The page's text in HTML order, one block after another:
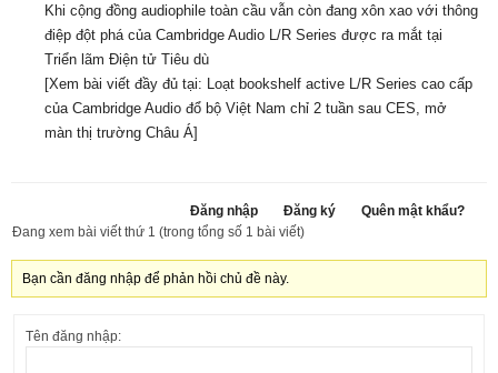
Khi cộng đồng audiophile toàn cầu vẫn còn đang xôn xao với thông
điệp đột phá của Cambridge Audio L/R Series được ra mắt tại
Triển lãm Điện tử Tiêu dù
[Xem bài viết đầy đủ tại: Loạt bookshelf active L/R Series cao cấp
của Cambridge Audio đổ bộ Việt Nam chỉ 2 tuần sau CES, mở
màn thị trường Châu Á]
Đăng nhập Đăng ký
Quên mật khẩu?
Đang xem bài viết thứ 1 (trong tổng số 1 bài viết)
Bạn cần đăng nhập để phản hồi chủ đề này.
Tên đăng nhập: